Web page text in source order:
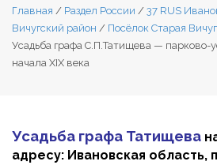
Главная / Раздел России / 37 RUS
Вичугский район / Посёлок Старая
Усадьба графа С.П.Татищева — парково-
начала XIX века
Усадьба графа Татищева
адресу: Ивановская область,